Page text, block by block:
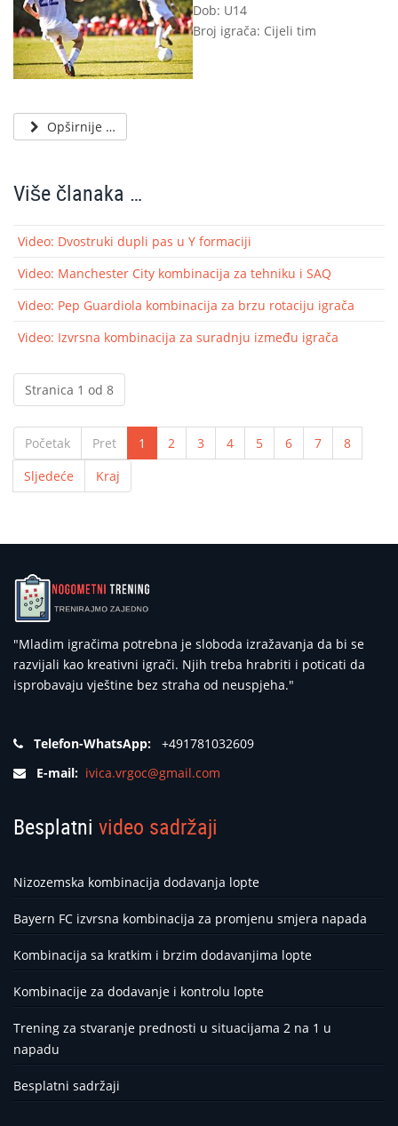
Dob: U14
Broj igrača: Cijeli tim
Opširnije …
Više članaka …
Video: Dvostruki dupli pas u Y formaciji
Video: Manchester City kombinacija za tehniku i SAQ
Video: Pep Guardiola kombinacija za brzu rotaciju igrača
Video: Izvrsna kombinacija za suradnju između igrača
Stranica 1 od 8
Početak Pret 1 2 3 4 5 6 7
8
Sljedeće
Kraj
"Mladim igračima potrebna je sloboda izražavanja da bi se
razvijali kao kreativni igrači. Njih treba hrabriti i poticati da
isprobavaju vještine bez straha od neuspjeha."
Telefon-WhatsApp:
+491781032609
E-mail: ivica.vrgoc@gmail.com
Besplatni video sadržaji
Nizozemska kombinacija dodavanja lopte
Bayern FC izvrsna kombinacija za promjenu smjera napada
Kombinacija sa kratkim i brzim dodavanjima lopte
Kombinacije za dodavanje i kontrolu lopte
Trening za stvaranje prednosti u situacijama 2 na 1 u
napadu
Besplatni sadržaji